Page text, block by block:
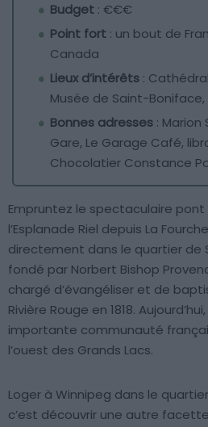
Budget : €€€
Point fort : un bout de
Canada
Lieux d’intérêts :
Musée de Saint-Boniface,
Bonnes adresses : Marion
Gare, Le Garage Café,
Chocolatier Constance
Empruntez le spectaculaire
l’Esplanade Riel depuis La
directement dans le quartier de
fondé par Norbert Bishop
chargé d’évangéliser et de
Rivière Rouge en 1818.
importante communauté
l’ouest des Grands Lacs.
Loger à Winnipeg dans le
c’est découvrir une autre